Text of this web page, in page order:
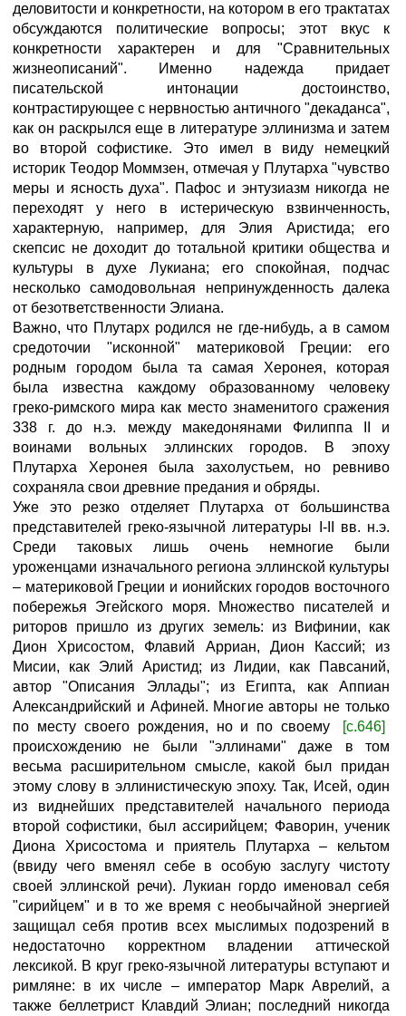
деловитости и конкретности, на котором в его трактатах
обсуждаются политические вопросы; этот вкус к
конкретности характерен и для "Сравнительных
жизнеописаний". Именно надежда придает
писательской интонации достоинство,
контрастирующее с нервностью античного "декаданса",
как он раскрылся еще в литературе эллинизма и затем
во второй софистике. Это имел в виду немецкий
историк Теодор Моммзен, отмечая у Плутарха "чувство
меры и ясность духа". Пафос и энтузиазм никогда не
переходят у него в истерическую взвинченность,
характерную, например, для Элия Аристида; его
скепсис не доходит до тотальной критики общества и
культуры в духе Лукиана; его спокойная, подчас
несколько самодовольная непринужденность далека
от безответственности Элиана.
Важно, что Плутарх родился не где-нибудь, а в самом
средоточии "исконной" материковой Греции: его
родным городом была та самая Херонея, которая
была известна каждому образованному человеку
греко-римского мира как место знаменитого сражения
338 г. до н.э. между македонянами Филиппа II и
воинами вольных эллинских городов. В эпоху
Плутарха Херонея была захолустьем, но ревниво
сохраняла свои древние предания и обряды.
Уже это резко отделяет Плутарха от большинства
представителей греко-язычной литературы I-II вв. н.э.
Среди таковых лишь очень немногие были
уроженцами изначального региона эллинской культуры
– материковой Греции и ионийских городов восточного
побережья Эгейского моря. Множество писателей и
риторов пришло из других земель: из Вифинии, как
Дион Хрисостом, Флавий Арриан, Дион Кассий; из
Мисии, как Элий Аристид; из Лидии, как Павсаний,
автор "Описания Эллады"; из Египта, как Аппиан
Александрийский и Афиней. Многие авторы не только
по месту своего рождения, но и по своему
[с.646]
происхождению не были "эллинами" даже в том
весьма расширительном смысле, какой был придан
этому слову в эллинистическую эпоху. Так, Исей, один
из виднейших представителей начального периода
второй софистики, был ассирийцем; Фаворин, ученик
Диона Хрисостома и приятель Плутарха – кельтом
(ввиду чего вменял себе в особую заслугу чистоту
своей эллинской речи). Лукиан гордо именовал себя
"сирийцем" и в то же время с необычайной энергией
защищал себя против всех мыслимых подозрений в
недостаточно корректном владении аттической
лексикой. В круг греко-язычной литературы вступают и
римляне: в их числе – император Марк Аврелий, а
также беллетрист Клавдий Элиан; последний никогда